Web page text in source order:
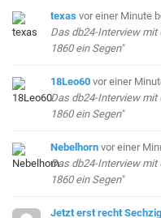
texas vor einer Minute
Das db24-Interview mit
1860 ein Segen"
18Leo60 vor einer
Das db24-Interview mit
1860 ein Segen"
Nebelhorn vor einer
Das db24-Interview mit
1860 ein Segen"
Jetzt erst recht Sechzig